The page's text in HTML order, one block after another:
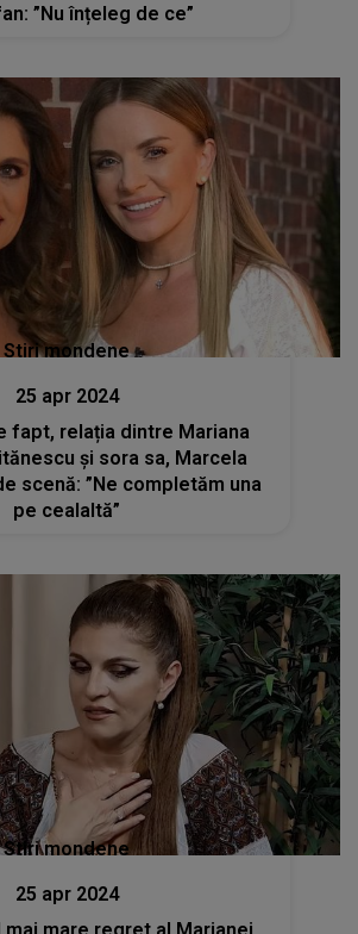
”Nu înțeleg de ce”
Stiri mondene
25 apr 2024
fapt, relația dintre Mariana
și sora sa, Marcela
scenă: ”Ne completăm una
pe cealaltă”
Stiri mondene
25 apr 2024
mare regret al Marianei